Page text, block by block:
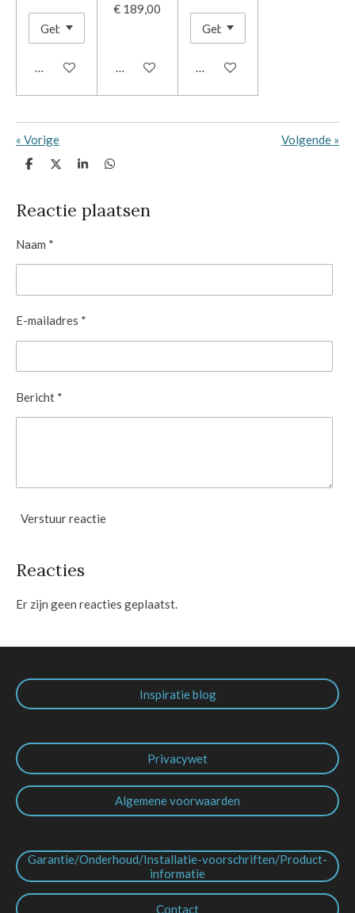
In winkelwagen
€ 189,00
In winkelwagenIn winkelwagen
« Vorige Volgende »
D
n
D
l
S
e
D
n
Reactie plaatsen
Naam *
E-mailadres *
Bericht *
Verstuur reactie
Reacties
Er zijn geen reacties geplaatst.
Inspiratie blog
Privacywet
Algemene voorwaarden
Garantie/Onderhoud/Installatie-voorschriften/Product-
informatie
Contact